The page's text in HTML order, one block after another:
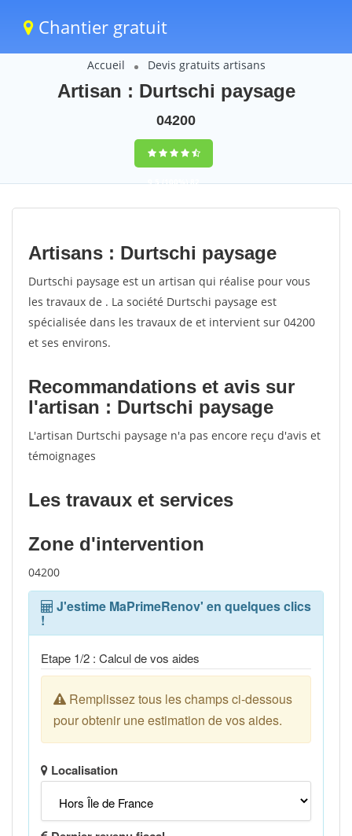
Chantier gratuit
Accueil Devis gratuits artisans
Artisan : Durtschi paysage
04200
9,5(100%)82
votes
Artisans : Durtschi paysage
Durtschi paysage est un artisan qui réalise pour vous
les travaux de . La société Durtschi paysage est
spécialisée dans les travaux de et intervient sur 04200
et ses environs.
Recommandations et avis sur
l'artisan : Durtschi paysage
L'artisan Durtschi paysage n'a pas encore reçu d'avis et
témoignages
Les travaux et services
Zone d'intervention
04200